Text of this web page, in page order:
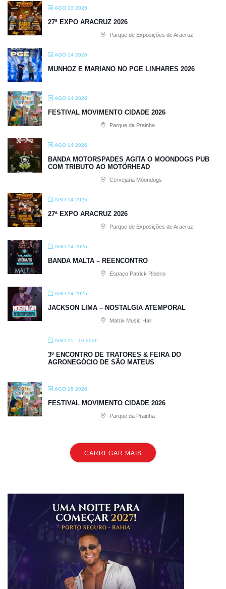
AGO 13 2026
27ª EXPO ARACRUZ 2026
Parque de Exposições de Aracruz
AGO 14 2026
MUNHOZ E MARIANO NO PGE LINHARES 2026
AGO 14 2026
FESTIVAL MOVIMENTO CIDADE 2026
Parque da Prainha
AGO 14 2026
BANDA MOTORSPADES AGITA O MOONDOGS PUB
COM TRIBUTO AO MOTÖRHEAD
Cervejaria Moondogs
AGO 14 2026
27ª EXPO ARACRUZ 2026
Parque de Exposições de Aracruz
AGO 14 2026
BANDA MALTA – REENCONTRO
Espaço Patrick Ribeiro
AGO 14 2026
JACKSON LIMA – NOSTALGIA ATEMPORAL
Matrix Music Hall
AGO 15 - 16 2026
3º ENCONTRO DE TRATORES & FEIRA DO
AGRONEGÓCIO DE SÃO MATEUS
AGO 15 2026
FESTIVAL MOVIMENTO CIDADE 2026
Parque da Prainha
CARREGAR MAIS